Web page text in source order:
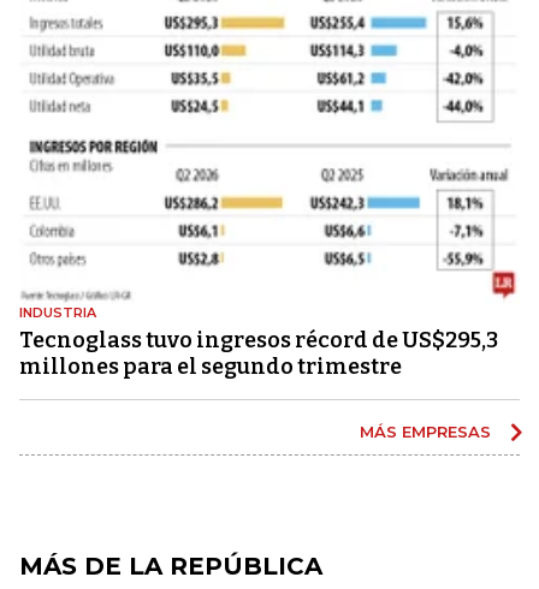
INDUSTRIA
Tecnoglass tuvo ingresos récord de US$295,3
millones para el segundo trimestre
MÁS EMPRESAS
MÁS DE LA REPÚBLICA